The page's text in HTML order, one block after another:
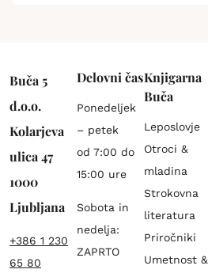
Buča 5
d.o.o.
Kolarjeva
ulica 47
1000
Ljubljana
+386 1 230
65 80
Delovni čas
Ponedeljek
– petek
od 7:00 do
15:00 ure
Sobota in
nedelja:
ZAPRTO
Knjigarna
Buča
Leposlovje
Otroci &
mladina
Strokovna
literatura
Priročniki
Umetnost &